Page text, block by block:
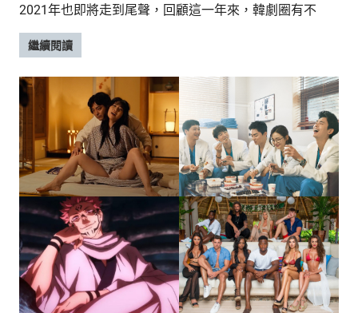
找
到
專
的
生
活
態
度。
2021年也即將走到尾聲，回顧這一年來，韓劇圈有不
繼續閱讀